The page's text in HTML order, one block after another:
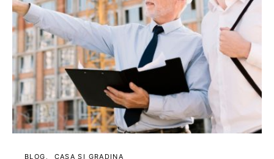
BLOG CASA SI GRADINA